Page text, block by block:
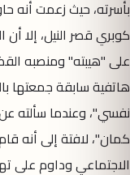
بأسرته، حيث زعمت أنه
كوبري قصر النيل، إلا
على "هيبته" ومنصبه
هاتفية سابقة جمعتها
نفسي"، وعندما سألته
كمان"، لافتة إلى أنه
الاجتماعي وداوم على